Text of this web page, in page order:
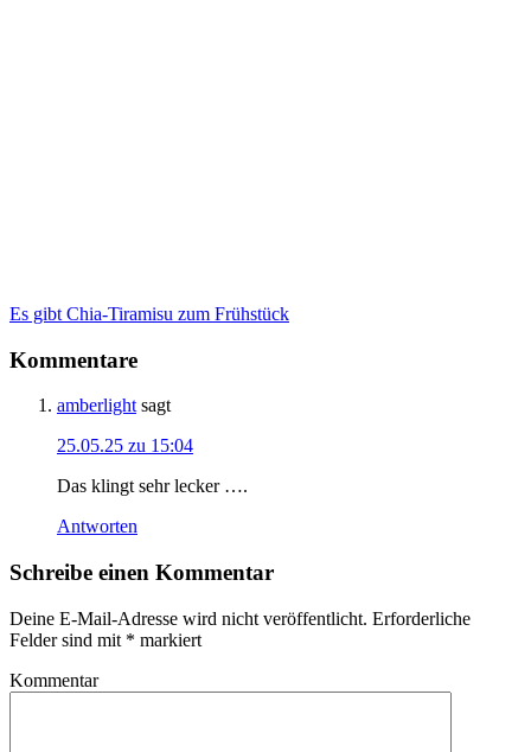
Es gibt Chia-Tiramisu zum Frühstück
Kommentare
amberlight sagt
25.05.25 zu 15:04
Das klingt sehr lecker ….
Antworten
Schreibe einen Kommentar
Deine E-Mail-Adresse wird nicht veröffentlicht. Erforderliche
Felder sind mit * markiert
Kommentar